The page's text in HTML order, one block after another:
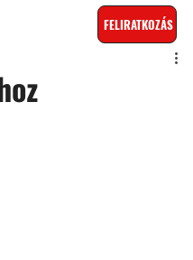
FELIRATKOZÁS